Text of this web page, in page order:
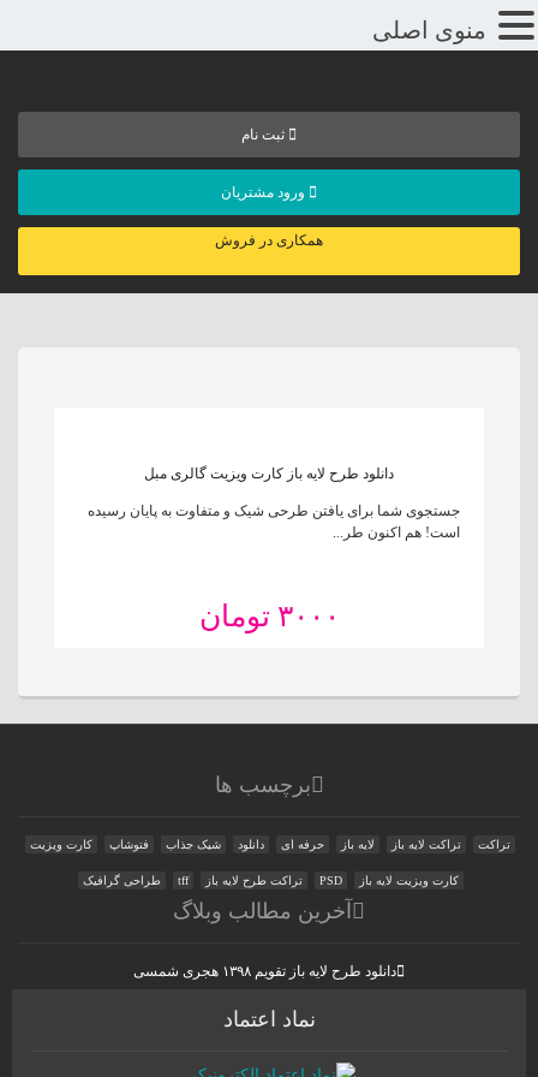
ثبت نام
ورود مشتریان
همکاری در فروش
دانلود طرح لایه باز کارت ویزیت گالری مبل
جستجوی شما برای یافتن طرحی شیک و متفاوت به پایان رسیده
است! هم اکنون طر...
۳۰۰۰ تومان
منوی اصلی
برچسب ها
تراکت تراکت لایه باز لایه باز حرفه ای دانلود شیک جذاب فتوشاپ کارت ویزیت
کارت ویزیت لایه باز PSD تراکت طرح لایه باز tff طراحی گرافیک
آخرین مطالب وبلاگ
دانلود طرح لایه باز تقویم ۱۳۹۸ هجری شمسی
نماد اعتماد